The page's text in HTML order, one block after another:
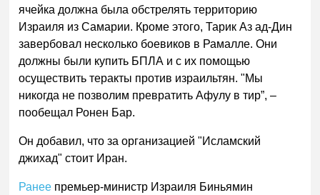
ячейка должна была обстрелять территорию
Израиля из Самарии. Кроме этого, Тарик Аз ад-Дин
завербовал несколько боевиков в Рамалле. Они
должны были купить БПЛА и с их помощью
осуществить теракты против израильтян. "Мы
никогда не позволим превратить Афулу в тир”, –
пообещал Ронен Бар.
Он добавил, что за организацией "Исламский
джихад" стоит Иран.
Ранее премьер-министр Израиля Биньямин